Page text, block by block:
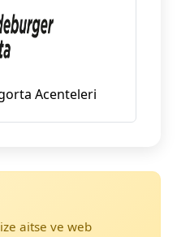
Acenteleri
aitse ve web